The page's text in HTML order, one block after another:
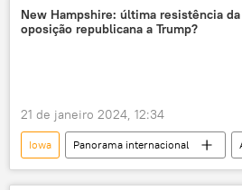
Donald Trump
Flórida
Estados Unidos
Casa Branca
New Hampshire: última resistência da
oposição republicana a Trump?
21 de janeiro 2024, 12:34
Iowa Panorama internacional
EUA
eleições
Donald